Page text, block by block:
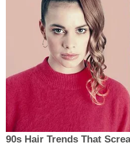
90s Hair Trends That